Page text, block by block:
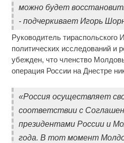
можно будет
- подчеркивает Игорь
Руководитель тираспольского
политических исследований и
убежден, что членство
операция России на Днестре
«Россия осуществляет
соответствии с
президентами России и
года. В тот момент